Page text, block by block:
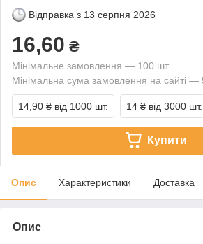
Відправка з 13 серпня 2026
16,60 ₴
Мінімальне замовлення — 100 шт.
Мінімальна сума замовлення на сайті —
14,90 ₴ від 1000 шт. 14 ₴ від 3000 шт.
Купити
Опис Характеристики Доставка
Опис